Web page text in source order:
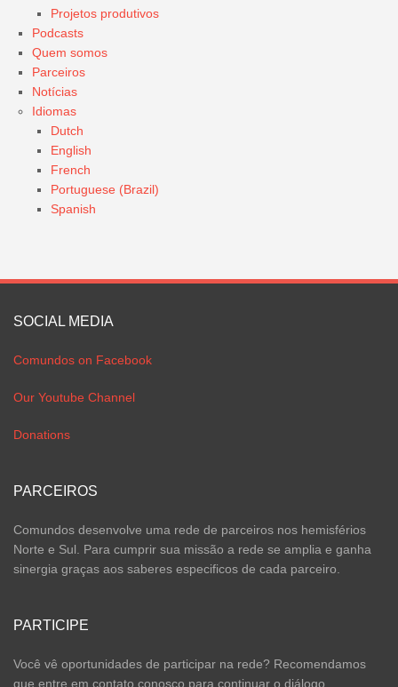
Projetos produtivos
Podcasts
Quem somos
Parceiros
Notícias
Idiomas
Dutch
English
French
Portuguese (Brazil)
Spanish
SOCIAL MEDIA
Comundos on Facebook
Our Youtube Channel
Donations
PARCEIROS
Comundos desenvolve uma rede de parceiros nos hemisférios
Norte e Sul. Para cumprir sua missão a rede se amplia e ganha
sinergia graças aos saberes especificos de cada parceiro.
PARTICIPE
Você vê oportunidades de participar na rede? Recomendamos
que entre em contato conosco para continuar o diálogo.